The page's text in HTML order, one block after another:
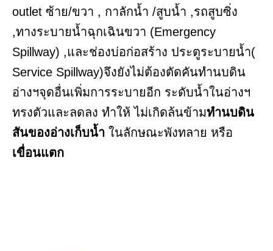
outlet ซ้าย/ขวา , กาลักน้ำ /สูบน้ำ ,รถสูบซิ่ง
,ทางระบายน้ำฉุกเฉินขวา (Emergency
Spillway) ,และช่องบ่อก่อสร้าง ประตูระบายน้ำ(
Service Spillway)จึงยังไม่ต้องตัดคันทำนบดิน
อ่างฯจุดอื่นเพิ่มการระบายอีก ระดับน้ำในอ่างฯ
ทรงตัวและลดลง ทำให้ ไม่เกิดล้นข้ามทำนบดิน
สันของอ่างเก็บน้ำ ในลักษณะพังทลาย หรือ
เขื่อนแตก